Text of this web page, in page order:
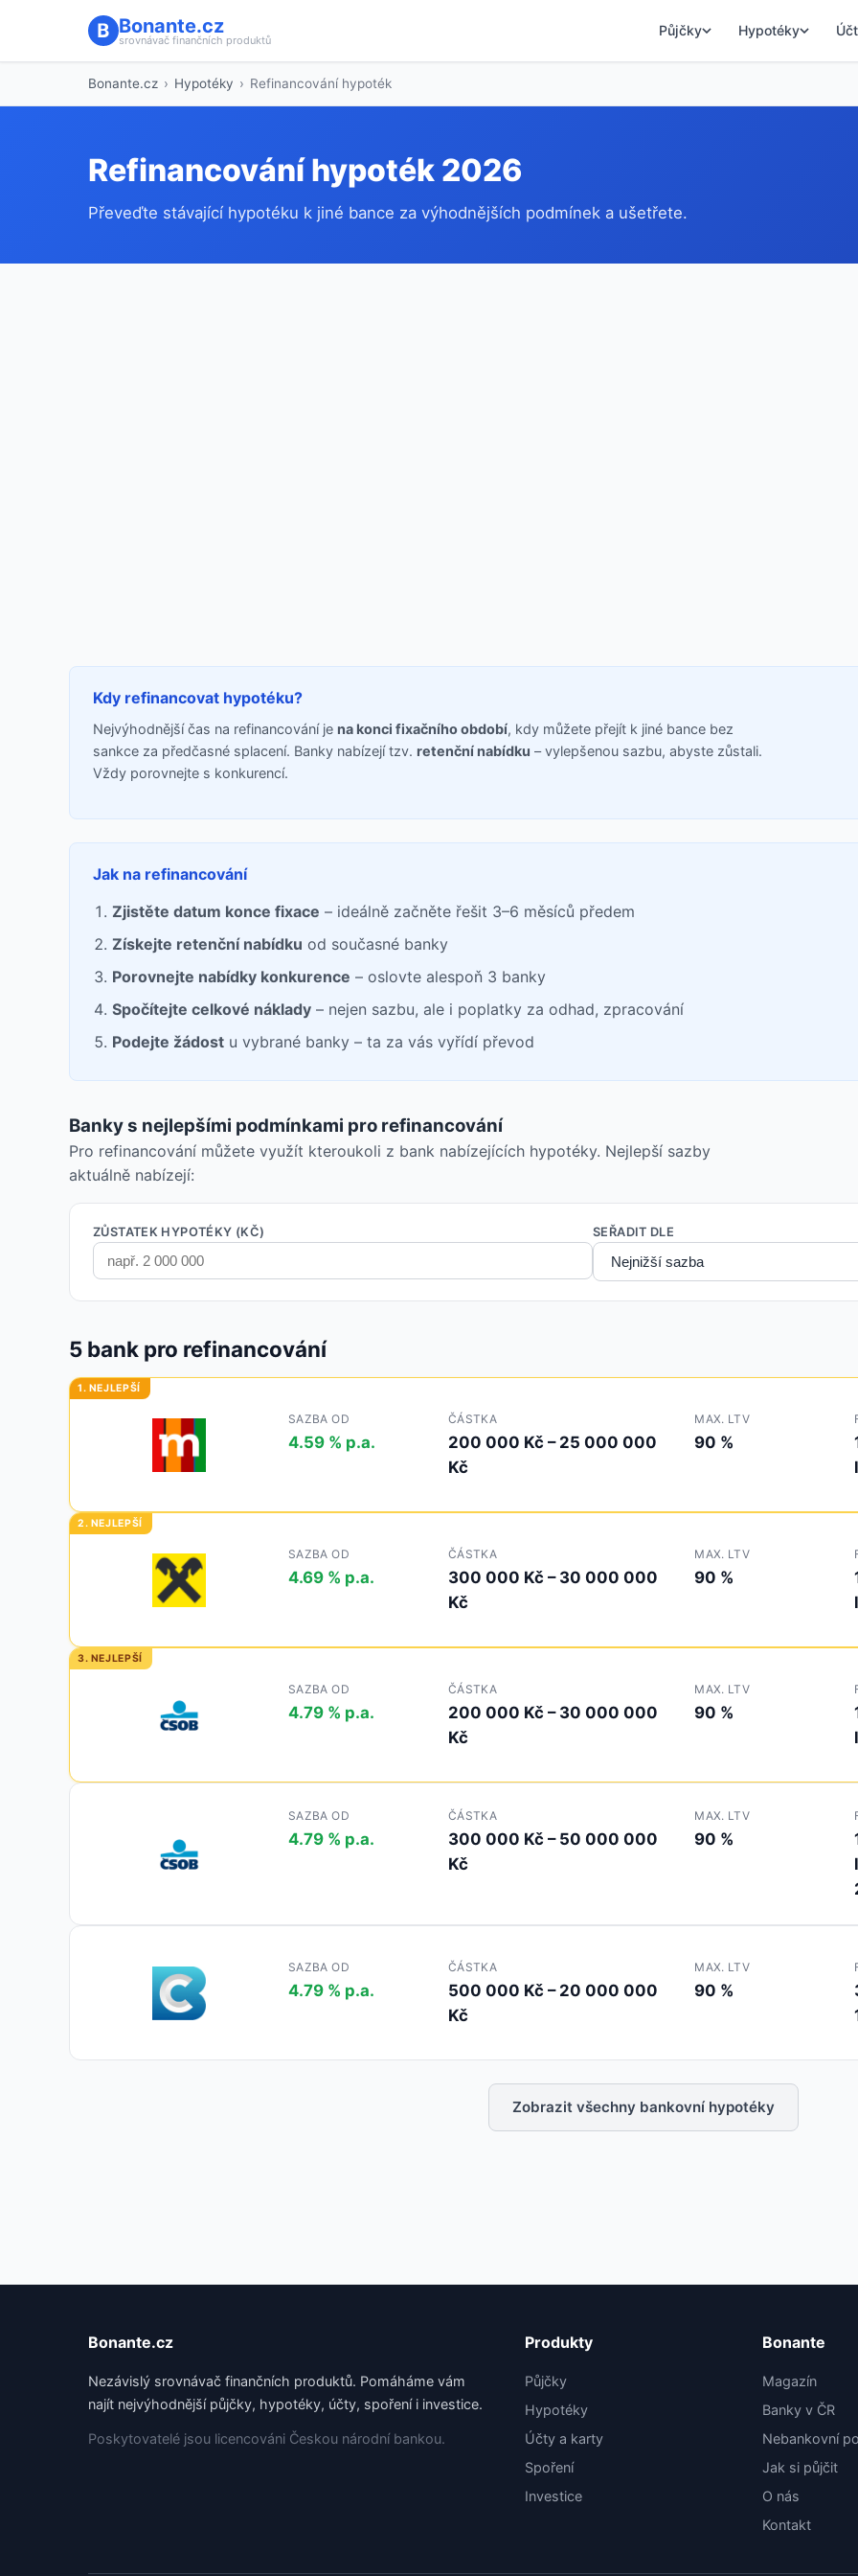
Bonante.cz
srovnávač finančních produktů
Půjčky Hypotéky
Bonante.cz › Hypotéky › Refinancování hypoték
Refinancování hypoték 2026
Převeďte stávající hypotéku k jiné bance za výhodnějších podmínek a ušetřete.
Kdy refinancovat hypotéku?
Nejvýhodnější čas na refinancování je na konci fixačního období, kdy můžete přejít k jiné bance bez
sankce za předčasné splacení. Banky nabízejí tzv. retenční nabídku – vylepšenou sazbu, abyste zůstali.
Vždy porovnejte s konkurencí.
Jak na refinancování
Zjistěte datum konce fixace – ideálně začněte řešit 3–6 měsíců předem
Získejte retenční nabídku od současné banky
Porovnejte nabídky konkurence – oslovte alespoň 3 banky
Spočítejte celkové náklady – nejen sazbu, ale i poplatky za odhad, zpracování
Podejte žádost u vybrané banky – ta za vás vyřídí převod
Banky s nejlepšími podmínkami pro refinancování
Pro refinancování můžete využít kteroukoli z bank nabízejících hypotéky. Nejlepší sazby
aktuálně nabízejí:
ZŮSTATEK HYPOTÉKY (KČ) SEŘADIT DLE
5 bank pro refinancování
SAZBA OD
4.59 % p.a.
ČÁSTKA
200 000 Kč – 25 000 000
Kč
MAX. LTV
90 %
SAZBA OD
4.69 % p.a.
ČÁSTKA
300 000 Kč – 30 000 000
Kč
MAX. LTV
90 %
SAZBA OD
4.79 % p.a.
ČÁSTKA
200 000 Kč – 30 000 000
Kč
MAX. LTV
90 %
SAZBA OD
4.79 % p.a.
ČÁSTKA
300 000 Kč – 50 000 000
Kč
MAX. LTV
90 %
SAZBA OD
4.79 % p.a.
ČÁSTKA
500 000 Kč – 20 000 000
Kč
MAX. LTV
90 %
Zobrazit všechny bankovní hypotéky
Bonante.cz
Nezávislý srovnávač finančních produktů. Pomáháme vám
najít nejvýhodnější půjčky, hypotéky, účty, spoření i investice.
Poskytovatelé jsou licencováni Českou národní bankou.
Produkty
Půjčky
Hypotéky
Účty a karty
Spoření
Investice
Bonante
Magazín
Banky v ČR
Nebankovní
Jak si půjčit
O nás
Kontakt